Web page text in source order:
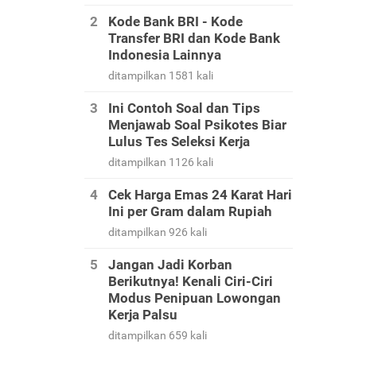
Kode Bank BRI - Kode
Transfer BRI dan Kode Bank
Indonesia Lainnya
ditampilkan 1581 kali
Ini Contoh Soal dan Tips
Menjawab Soal Psikotes Biar
Lulus Tes Seleksi Kerja
ditampilkan 1126 kali
Cek Harga Emas 24 Karat Hari
Ini per Gram dalam Rupiah
ditampilkan 926 kali
Jangan Jadi Korban
Berikutnya! Kenali Ciri-Ciri
Modus Penipuan Lowongan
Kerja Palsu
ditampilkan 659 kali